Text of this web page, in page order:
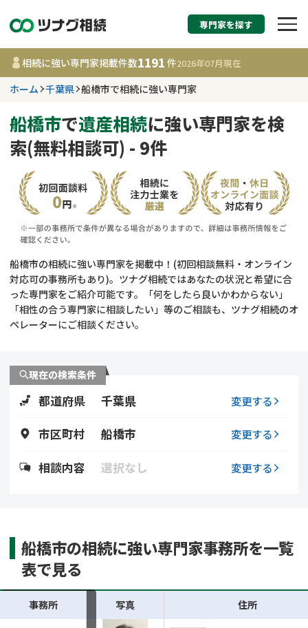
相続税申告・相続手
す
千葉県
事務所
相談内容で探す
相続登記
遺留分侵害額請求
コラム
相続手続き
専門家を探す
相続に強い専門家掲載件数1191 件2026年07月現在
ホーム 千葉県 船橋市で相続に強い専門家
船橋市で遺産相続に強い専門家を検
索(無料相談可) - 9件
船橋市の相続に強い専門家を掲載中！(初回相談無料・オンライン
対応可の事務所もあり)。ツナグ相続ではあなたの状況と希望に合
った専門家をご紹介可能です。「何をしたら良いかわからない」
「相性の合う専門家に相談したい」等のご相談も、ツナグ相続のオ
ペレーターにご相談ください。
現在の検索条件
都道府県 千葉県 変更する
市区町村 船橋市 変更する
相談内容 選択なし 変更する
船橋市の相続に強い専門家事務所を一覧
表で見る
事務所 写真 住所